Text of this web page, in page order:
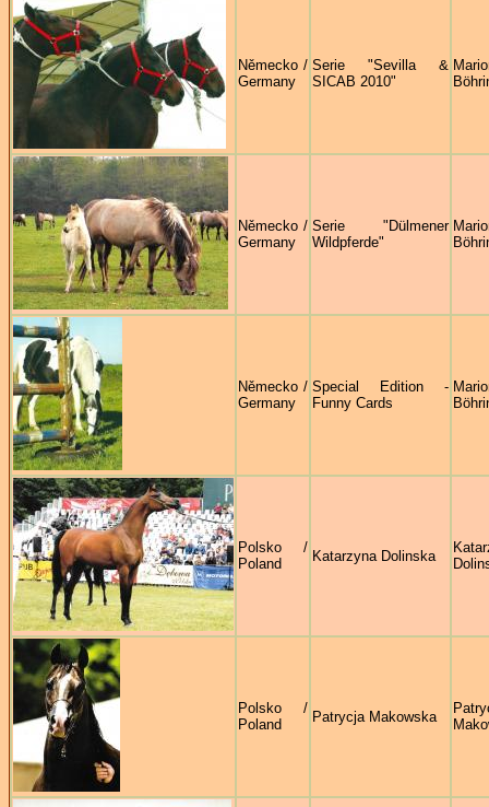
Německo /
Germany
Serie "Sevilla &
SICAB 2010"
Německo /
Germany
Serie "Dülmener
Wildpferde"
Německo /
Germany
Special Edition -
Funny Cards
Polsko /
Poland
Katarzyna Dolinska
Polsko /
Poland
Patrycja Makowska